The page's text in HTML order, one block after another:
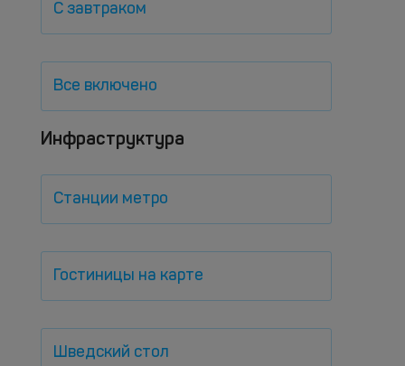
С завтраком
Все включено
Инфраструктура
Станции метро
Гостиницы на карте
Шведский стол